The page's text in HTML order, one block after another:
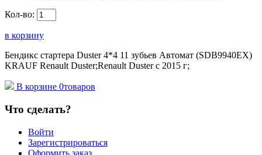
Кол-во:
в корзину
Бендикс стартера Duster 4*4 11 зубьев Автомат (SDB9940EX)
KRAUF Renault Duster;Renault Duster с 2015 г;
В корзине 0товаров
Что сделать?
Войти
Зарегистрироваться
Оформить заказ